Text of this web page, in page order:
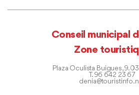
Conseil municipal
Zone
Plaza Oculista Buigues, 9.
T. 96 642 23 67